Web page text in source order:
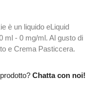
è un liquido eLiquid
ml - 0 mg/ml. Al gusto di
e Crema Pasticcera.
Chatta con noi!